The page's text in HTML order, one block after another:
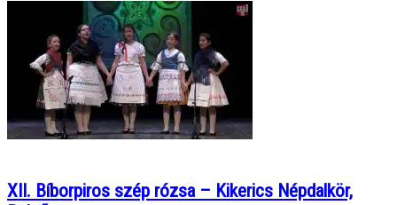
XII. Bíborpiros szép rózsa – Kikerics Népdalkör,